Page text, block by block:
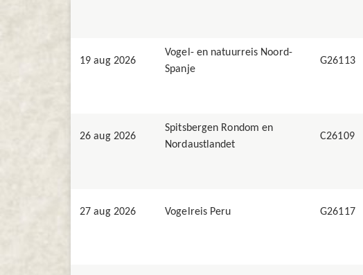
19 aug 2026
Vogel- en natuurreis Noord-
Spanje
G26113
26 aug 2026
Spitsbergen Rondom en
Nordaustlandet
C26109
27 aug 2026 Vogelreis Peru G26117